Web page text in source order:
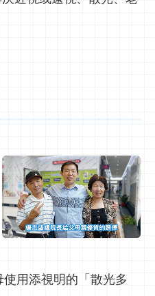
用添視明的「散光多